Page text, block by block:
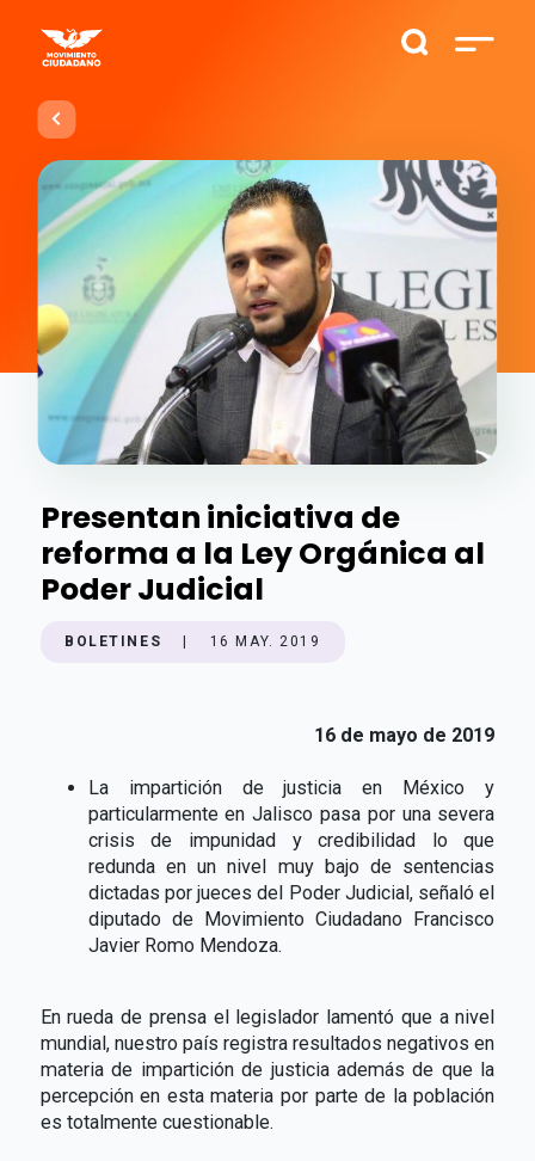
Presentan iniciativa de
reforma a la Ley Orgánica al
Poder Judicial
BOLETINES 16 MAY. 2019
16 de mayo de 2019
La impartición de justicia en México y
particularmente en Jalisco pasa por una severa
crisis de impunidad y credibilidad lo que
redunda en un nivel muy bajo de sentencias
dictadas por jueces del Poder Judicial, señaló el
diputado de Movimiento Ciudadano Francisco
Javier Romo Mendoza.
En rueda de prensa el legislador lamentó que a nivel
mundial, nuestro país registra resultados negativos en
materia de impartición de justicia además de que la
percepción en esta materia por parte de la población
es totalmente cuestionable.